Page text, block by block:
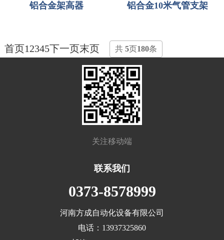
铝合金架高器 铝合金10米气管支架
首页12345下一页末页 共 5页180条
关注移动端
联系我们
0373-8578999
河南方成自动化设备有限公司
电话： 13937325860